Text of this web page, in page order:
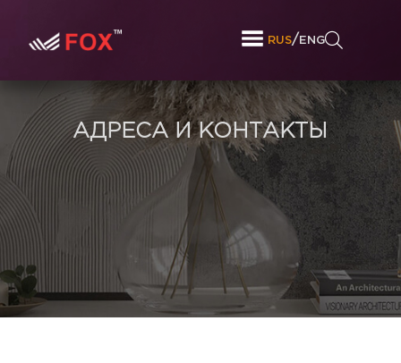
RUS/ ENG
АДРЕСА И КОНТАКТЫ